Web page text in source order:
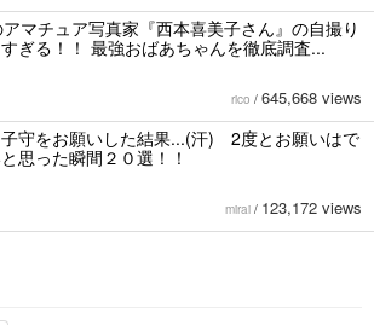
マチュア写真家『西本喜美子さん』の自撮り
ぎる！！ 最強おばあちゃんを徹底調査...
rico / 645,668 views
守をお願いした結果...(汗) 2度とお願いはで
思った瞬間２０選！！
mirai / 123,172 views